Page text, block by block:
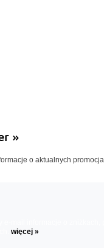
»
o aktualnych
więcej »